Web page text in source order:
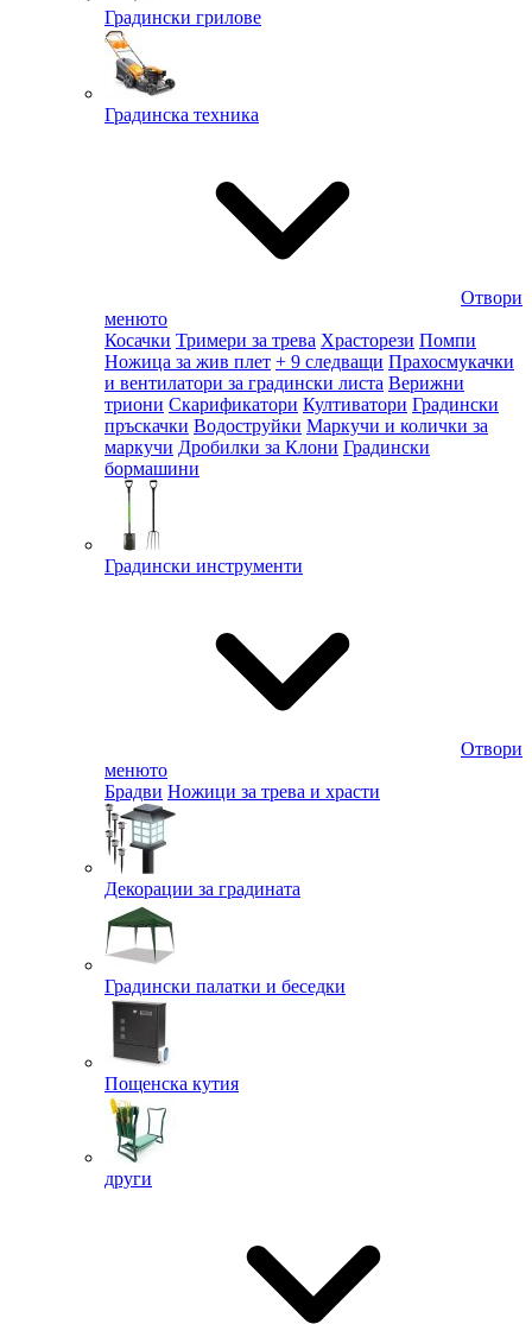
Градински грилове
Градинска техника
Отвори
менюто
Косачки Тримери за трева Храсторези Помпи
Ножица за жив плет + 9 следващи Прахосмукачки
и вентилатори за градински листа Верижни
триони Скарификатори Култиватори Градински
пръскачки Водоструйки Маркучи и колички за
маркучи Дробилки за Клони Градински
бормашини
Градински инструменти
Отвори
менюто
Брадви Ножици за трева и храсти
Декорации за градината
Градински палатки и беседки
Пощенска кутия
други